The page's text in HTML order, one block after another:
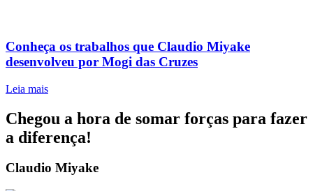
Conheça os trabalhos que Claudio Miyake
desenvolveu por Mogi das Cruzes
Leia mais
Chegou a hora de somar forças para fazer
a diferença!
Claudio Miyake